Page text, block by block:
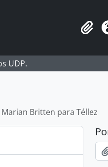
UDP.
Britten para Téllez